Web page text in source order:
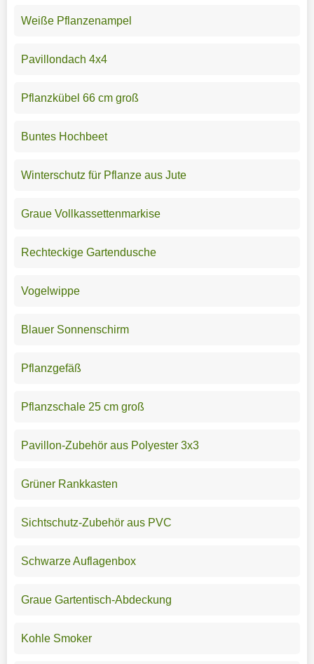
Weiße Pflanzenampel
Pavillondach 4x4
Pflanzkübel 66 cm groß
Buntes Hochbeet
Winterschutz für Pflanze aus Jute
Graue Vollkassettenmarkise
Rechteckige Gartendusche
Vogelwippe
Blauer Sonnenschirm
Pflanzgefäß
Pflanzschale 25 cm groß
Pavillon-Zubehör aus Polyester 3x3
Grüner Rankkasten
Sichtschutz-Zubehör aus PVC
Schwarze Auflagenbox
Graue Gartentisch-Abdeckung
Kohle Smoker